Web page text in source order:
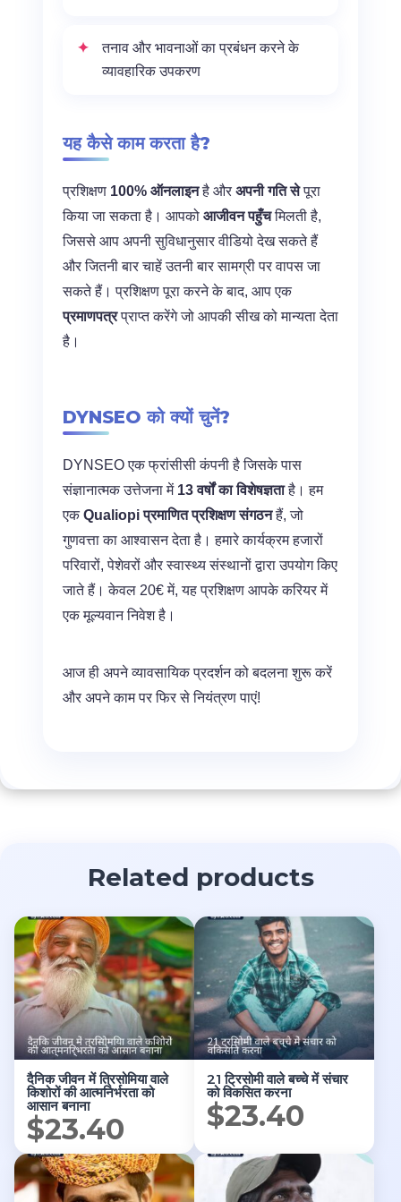
तनाव और भावनाओं का प्रबंधन करने के
व्यावहारिक उपकरण
यह कैसे काम करता है?
प्रशिक्षण 100% ऑनलाइनहै और अपनी गति सेपूरा
किया जा सकता है। आपको आजीवन पहुँचमिलती है,
जिससे आप अपनी सुविधानुसार वीडियो देख सकते हैं
और जितनी बार चाहें उतनी बार सामग्री पर वापस जा
सकते हैं। प्रशिक्षण पूरा करने के बाद, आप एक
प्रमाणपत्रप्राप्त करेंगे जो आपकी सीख को मान्यता देता
है।
DYNSEO को क्यों चुनें?
DYNSEO एक फ्रांसीसी कंपनी है जिसके पास
संज्ञानात्मक उत्तेजना में 13 वर्षों का विशेषज्ञताहै। हम
एकQualiopi प्रमाणित प्रशिक्षण संगठनहैं, जो
गुणवत्ता का आश्वासन देता है। हमारे कार्यक्रम हजारों
परिवारों, पेशेवरों और स्वास्थ्य संस्थानों द्वारा उपयोग किए
जाते हैं। केवल 20€ में, यह प्रशिक्षण आपके करियर में
एक मूल्यवान निवेश है।
आज ही अपने व्यावसायिक प्रदर्शन को बदलना शुरू करें
और अपने काम पर फिर से नियंत्रण पाएं!
Related products
दैनिक जीवन में त्रिसोमिया वाले
किशोरों की आत्मनिर्भरता को
आसान बनाना
$23.40
21 ट्रिसोमी वाले बच्चे में संचार
को विकसित करना
$23.40